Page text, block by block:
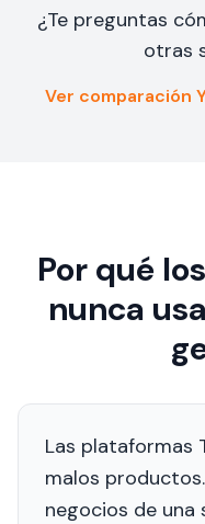
¿Te preguntas
otras
Ver comparación
Por qué
nunca
Las plataformas
malos
negocios de una